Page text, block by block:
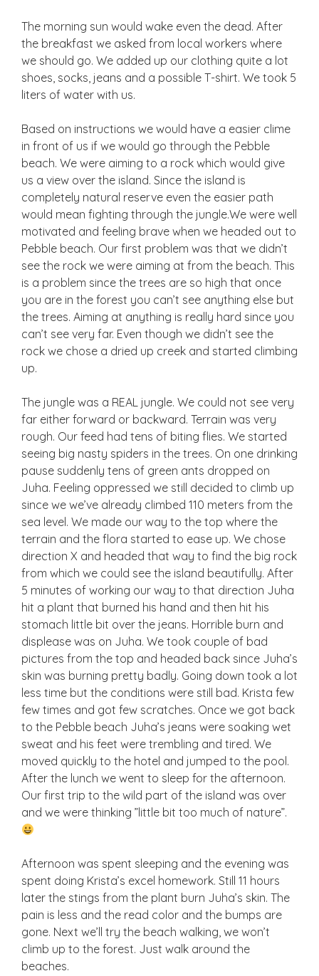
The morning sun would wake even the dead. After
the breakfast we asked from local workers where
we should go. We added up our clothing quite a lot
shoes, socks, jeans and a possible T-shirt. We took 5
liters of water with us.
Based on instructions we would have a easier clime
in front of us if we would go through the Pebble
beach. We were aiming to a rock which would give
us a view over the island. Since the island is
completely natural reserve even the easier path
would mean fighting through the jungle.We were well
motivated and feeling brave when we headed out to
Pebble beach. Our first problem was that we didn’t
see the rock we were aiming at from the beach. This
is a problem since the trees are so high that once
you are in the forest you can’t see anything else but
the trees. Aiming at anything is really hard since you
can’t see very far. Even though we didn’t see the
rock we chose a dried up creek and started climbing
up.
The jungle was a REAL jungle. We could not see very
far either forward or backward. Terrain was very
rough. Our feed had tens of biting flies. We started
seeing big nasty spiders in the trees. On one drinking
pause suddenly tens of green ants dropped on
Juha. Feeling oppressed we still decided to climb up
since we we’ve already climbed 110 meters from the
sea level. We made our way to the top where the
terrain and the flora started to ease up. We chose
direction X and headed that way to find the big rock
from which we could see the island beautifully. After
5 minutes of working our way to that direction Juha
hit a plant that burned his hand and then hit his
stomach little bit over the jeans. Horrible burn and
displease was on Juha. We took couple of bad
pictures from the top and headed back since Juha’s
skin was burning pretty badly. Going down took a lot
less time but the conditions were still bad. Krista few
few times and got few scratches. Once we got back
to the Pebble beach Juha’s jeans were soaking wet
sweat and his feet were trembling and tired. We
moved quickly to the hotel and jumped to the pool.
After the lunch we went to sleep for the afternoon.
Our first trip to the wild part of the island was over
and we were thinking ”little bit too much of nature”.
Afternoon was spent sleeping and the evening was
spent doing Krista’s excel homework. Still 11 hours
later the stings from the plant burn Juha’s skin. The
pain is less and the read color and the bumps are
gone. Next we’ll try the beach walking, we won’t
climb up to the forest. Just walk around the
beaches.